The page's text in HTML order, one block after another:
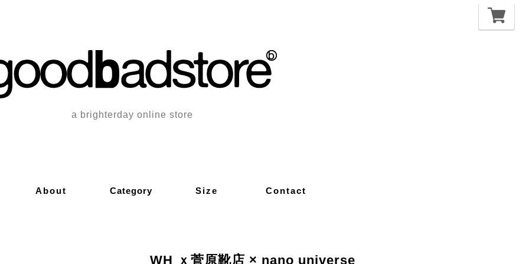
a brighterday online store
About Category Size Contact
WH ｘ菅原靴店 × nano universe